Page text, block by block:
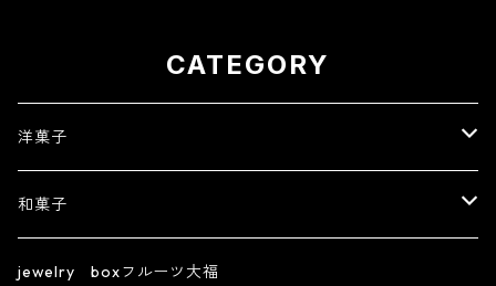
CATEGORY
洋菓子
【フルーツ大福】ジュエリーボックスシリーズ
フィナンシェ
和菓子
きんつば
jewelry boxフルーツ大福